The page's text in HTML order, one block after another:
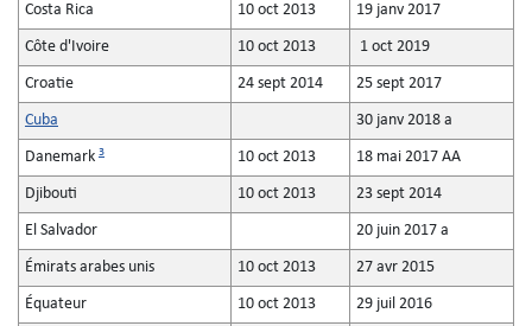
Costa Rica 10 oct 2013 19 janv 2017
Côte d'Ivoire 10 oct 2013 1 oct 2019
Croatie 24 sept 2014 25 sept 2017
Cuba 30 janv 2018 a
Danemark 3 10 oct 2013 18 mai 2017 AA
Djibouti 10 oct 2013 23 sept 2014
El Salvador 20 juin 2017 a
Émirats arabes unis 10 oct 2013 27 avr 2015
Équateur 10 oct 2013 29 juil 2016